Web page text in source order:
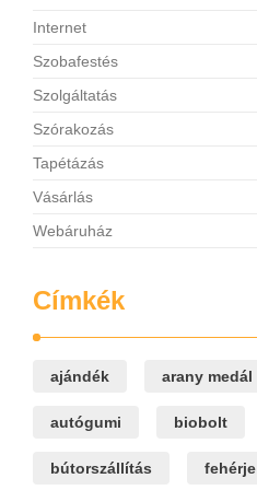
Internet
Szobafestés
Szolgáltatás
Szórakozás
Tapétázás
Vásárlás
Webáruház
Címkék
ajándék arany medál
autógumi biobolt
bútorszállítás fehérje